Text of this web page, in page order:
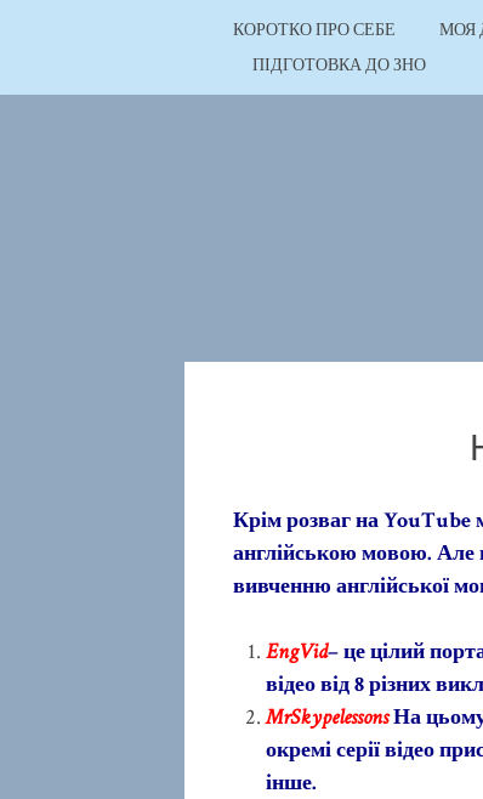
КОРОТКО ПРО СЕБЕ МОЯ
ПІДГОТОВКА ДО ЗНО
Крім розваг на YouTube
англійською мовою. Але
вивченню англійської
EngVid– це цілий
відео від 8 різних
MrSkypelessonsНа цьому
окремі серії відео
інше.